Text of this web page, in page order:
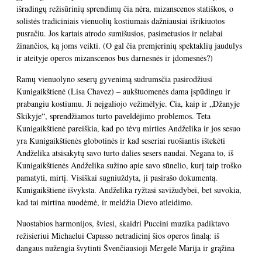
išradingų režisūrinių sprendimų čia nėra, mizanscenos statiškos, o
solistės tradiciniais vienuolių kostiumais dažniausiai išrikiuotos
pusračiu. Jos kartais atrodo sumišusios, pasimetusios ir nelabai
žinančios, ką joms veikti. (O gal čia premjerinių spektaklių jaudulys
ir ateityje operos mizanscenos bus darnesnės ir įdomesnės?)
Ramų vienuolyno seserų gyvenimą sudrumsčia pasirodžiusi
Kunigaikštienė (Lisa Chavez) – aukštuomenės dama įspūdingu ir
prabangiu kostiumu. Ji neįgaliojo vežimėlyje. Čia, kaip ir „Džanyje
Skikyje“, sprendžiamos turto paveldėjimo problemos. Teta
Kunigaikštienė pareiškia, kad po tėvų mirties Andželika ir jos sesuo
yra Kunigaikštienės globotinės ir kad seseriai ruošiantis ištekėti
Andželika atsisakytų savo turto dalies sesers naudai. Negana to, iš
Kunigaikštienės Andželika sužino apie savo sūnelio, kurį taip troško
pamatyti, mirtį. Visiškai sugniuždyta, ji pasirašo dokumentą.
Kunigaikštienė išvyksta. Andželika ryžtasi savižudybei, bet suvokia,
kad tai mirtina nuodėmė, ir meldžia Dievo atleidimo.
Nuostabios harmonijos, šviesi, skaidri Puccini muzika padiktavo
režisieriui Michaelui Capasso netradicinį šios operos finalą: iš
dangaus nužengia švytinti Švenčiausioji Mergelė Marija ir grąžina